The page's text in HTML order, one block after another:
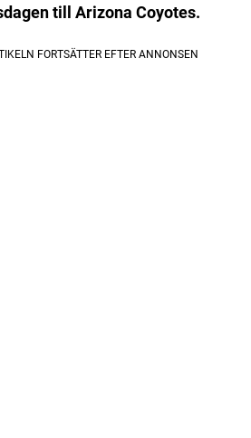
till Arizona Coyotes.